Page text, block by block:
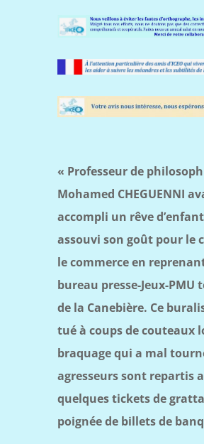
« Professeur de
Mohamed CHEGUENNI
accompli un rêve
assouvi son goût pour le
le commerce en
bureau presse-Jeux-PMU
de la Canebière. Ce
tué à coups de couteaux
braquage qui a mal
agresseurs sont repartis
quelques tickets de
poignée de billets de